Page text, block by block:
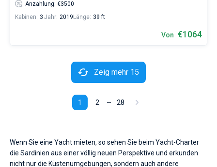
Anzahlung: €3500
Kabinen: 3 Jahr: 2019 Länge: 39 ft
Von €1064
1 2 28
Zeig mehr 15
Wenn Sie eine Yacht mieten, so sehen Sie beim Yacht-Charter
die Sardinien aus einer völlig neuen Perspektive und erkunden
nicht nur die Küstenumgebungen, sondern auch andere